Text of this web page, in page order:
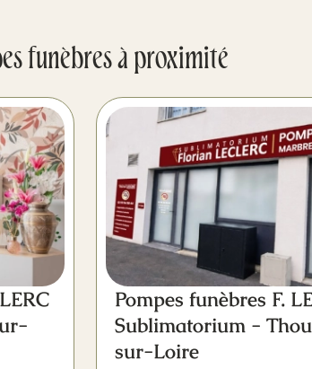
funèbres à proximité
Pompes funèbres F.
Sublimatorium -
sur-Loire